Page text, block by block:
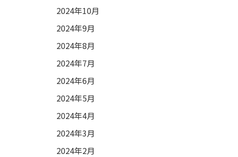
2024年10月
2024年9月
2024年8月
2024年7月
2024年6月
2024年5月
2024年4月
2024年3月
2024年2月